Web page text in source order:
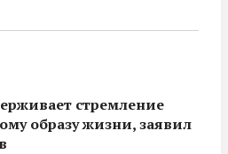
стремление
образу жизни, заявил